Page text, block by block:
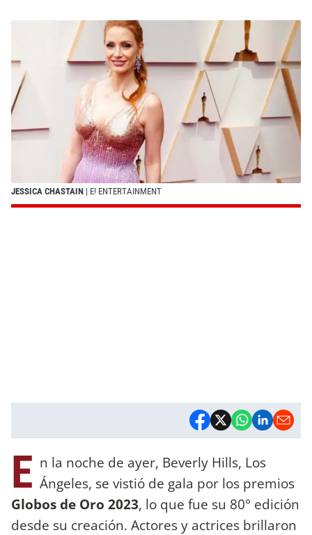
JESSICA CHASTAIN | E! ENTERTAINMENT
E n la noche de ayer, Beverly Hills, Los
Ángeles, se vistió de gala por los premios
Globos de Oro 2023, lo que fue su 80° edición
desde su creación. Actores y actrices brillaron